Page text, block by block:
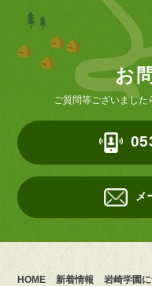
お
ご質問等ございました
メ
HOME 新着情報 岩崎学園